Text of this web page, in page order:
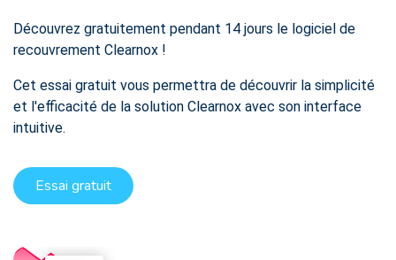
Découvrez gratuitement pendant 14 jours le logiciel de
recouvrement Clearnox !
Cet essai gratuit vous permettra de découvrir la simplicité
et l'efficacité de la solution Clearnox avec son interface
intuitive.
Essai gratuit